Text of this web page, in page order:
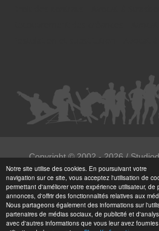
Notre site utilise des cookies. En poursuivant votre
navigation sur ce site, vous acceptez l'utilisation de
permettant d'améliorer votre expérience utilisateur,
annonces, d'offrir des fonctionnalités relatives aux
Nous partageons également des informations sur
partenaires de médias sociaux, de publicité et
avec d'autres informations que vous leur avez
Copyright ©2002 - 2026/
Tous droits
Numéro de déclaration